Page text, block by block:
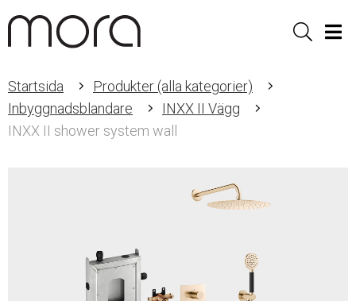
Sök
Startsida
Produkter (alla kategorier)
Inbyggnadsblandare
INXX II Vägg
INXX II shower system wall